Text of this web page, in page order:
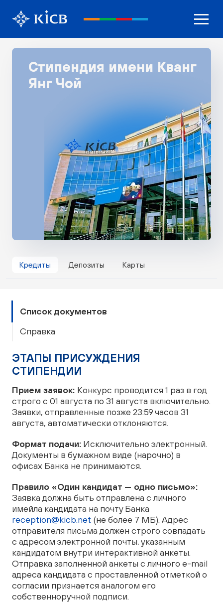
Стипендия имени Кванг
Янг Чой
Кредиты Депозиты Карты
Список документов
Справка
ЭТАПЫ ПРИСУЖДЕНИЯ
СТИПЕНДИИ
Прием заявок: Конкурс проводится 1 раз в год
строго с 01 августа по 31 августа включительно.
Заявки, отправленные позже 23:59 часов 31
августа, автоматически отклоняются.
Формат подачи: Исключительно электронный.
Документы в бумажном виде (нарочно) в
офисах Банка не принимаются.
Правило «Один кандидат — одно письмо»:
Заявка должна быть отправлена с личного
имейла кандидата на почту Банка
reception@kicb.net (не более 7 МБ). Адрес
отправителя письма должен строго совпадать
с адресом электронной почты, указанным
кандидатом внутри интерактивной анкеты.
Отправка заполненной анкеты с личного e-mail
адреса кандидата с проставленной отметкой о
согласии признается аналогом его
собственноручной подписи.